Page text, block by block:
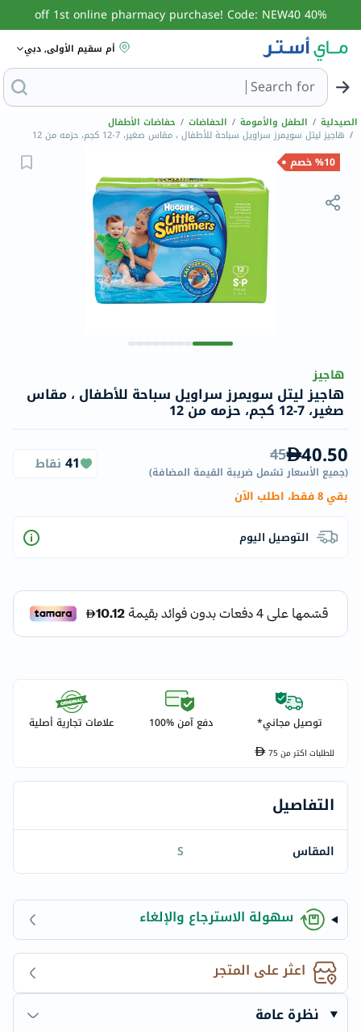
40% off 1st online pharmacy purchase! Code: NEW40
أم سقيم الأولى, دبي
Search forالبحث عن مزيل عرق
الصيدلية / الطفل والأمومة / الحفاضات / حفاضات الأطفال
/ هاجيز ليتل سويمرز سراويل سباحة للأطفال ، مقاس صغير، 7-12 كجم، حزمه من 12
%10 خصم
هاجيز
هاجيز ليتل سويمرز سراويل سباحة للأطفال ، مقاس
صغير، 7-12 كجم، حزمه من 12
40.50
45
(جميع الأسعار تشمل ضريبة القيمة المضافة)
41 نقاط
بقي 8 فقط، اطلب الآن
التوصيل اليوم
توصيل مجاني* دفع آمن %100 علامات تجارية أصلية
للطلبات اكتر من75
التفاصيل
المقاس S
سهولة الاسترجاع والإلغاء
اعثر على المتجر
نظرة عامة